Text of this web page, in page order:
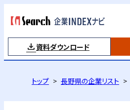
資料ダウンロード
トップ 長野県の企業リスト